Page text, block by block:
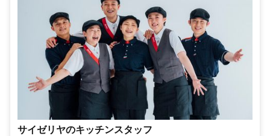
サイゼリヤのキッチンスタッフ